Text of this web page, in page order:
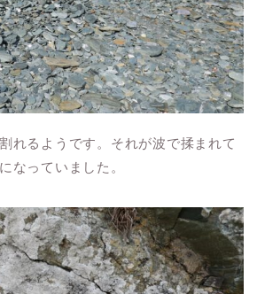
れるようです。それが波で揉まれて
なっていました。